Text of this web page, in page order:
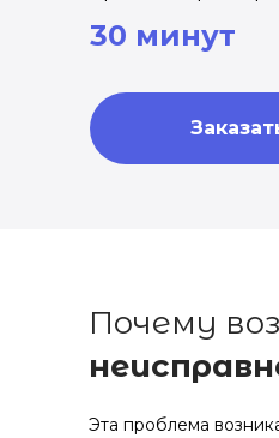
30 минут
Почему
Эта проблема